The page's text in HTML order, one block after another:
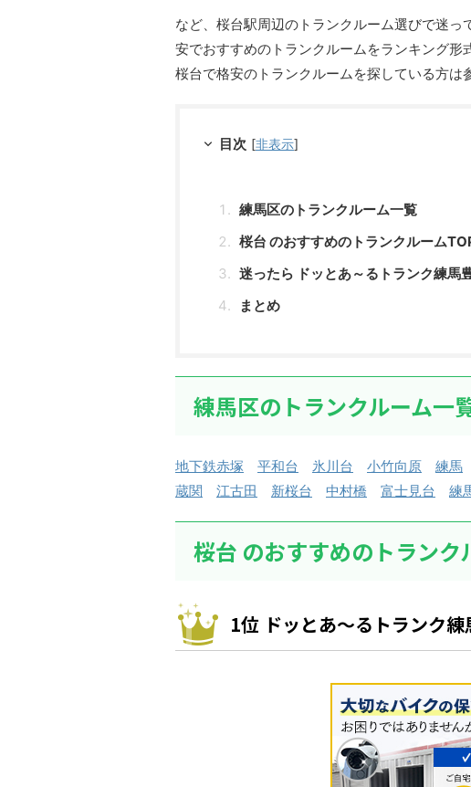
など、桜台駅周辺のトランクルーム選びで迷
安でおすすめのトランクルームをランキング形
桜台で格安のトランクルームを探している方は
目次 [非表示]
練馬区のトランクルーム一覧
桜台 のおすすめのトランクルーム
迷ったら ドッとあ～るトランク練馬
まとめ
練馬区のトランクルーム一
地下鉄赤塚 平和台 氷川台 小竹向原 練馬
蔵関
江古田 新桜台 中村橋 富士見台 練
桜台 のおすすめのトラン
1位 ドッとあ～るトランク